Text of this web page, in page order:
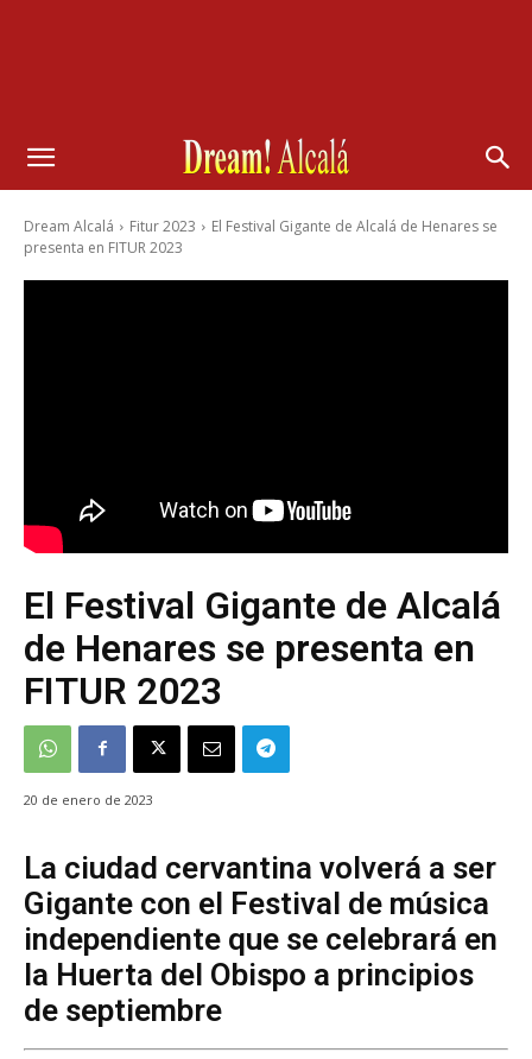
Dream Alcalá Fitur 2023
El Festival Gigante de Alcalá de Henares se
presenta en FITUR 2023
El Festival Gigante de Alcalá
de Henares se presenta en
FITUR 2023
20 de enero de 2023
La ciudad cervantina volverá a ser
Gigante con el Festival de música
independiente que se celebrará en
la Huerta del Obispo a principios
de septiembre